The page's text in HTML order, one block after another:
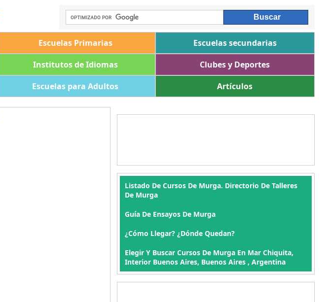
Escuelas Primarias
Escuelas secundarias
Institutos de Idiomas
Clubes y Deportes
Escuelas para Adultos Artículos
Listado De Cursos De Murga. Directorio De Talleres
De Murga
Guía De Ensayos De Murga
¿Cómo Llegar? ¿Dónde Quedan?
Elegir Y Buscar Cursos De Murga En Mar Chiquita,
Interior Buenos Aires, Buenos Aires , Argentina